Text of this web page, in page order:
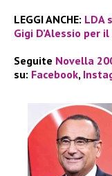
LEGGI ANCHE: LDA
Gigi D’Alessio per
Seguite Novella
su: Facebook,